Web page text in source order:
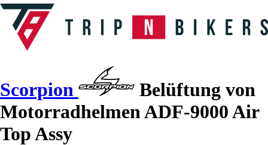
Scorpion
Belüftung von
Motorradhelmen ADF-9000 Air
Top Assy